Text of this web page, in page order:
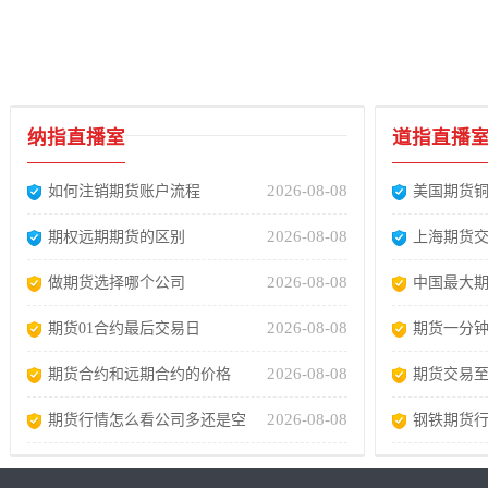
纳指直播室
如何注销期货账户流程 2026-08-08
期权远期期货的区别 2026-08-08
做期货选择哪个公司 2026-08-08
期货01合约最后交易日 2026-08-08
期货合约和远期合约的价格 2026-08-08
期货行情怎么看公司多还是空 2026-08-08
道指直播
美国期货
上海期货
中国最大
期货一分
期货交易
钢铁期货